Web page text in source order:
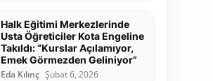
Halk Eğitimi Merkezlerinde
Usta Öğreticiler Kota Engeline
Takıldı: “Kurslar Açılamıyor,
Emek Görmezden Geliniyor”
Eda Kılınç Şubat 6, 2026